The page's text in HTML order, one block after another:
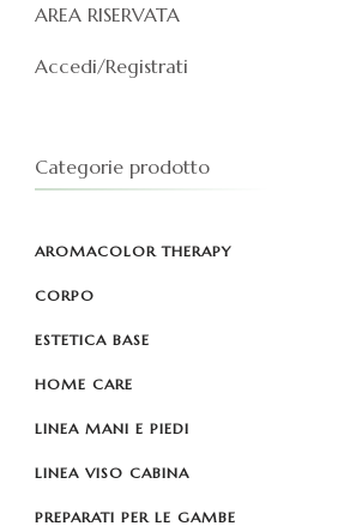
AREA RISERVATA
Accedi/Registrati
Categorie prodotto
AROMACOLOR THERAPY
CORPO
ESTETICA BASE
HOME CARE
LINEA MANI E PIEDI
LINEA VISO CABINA
PREPARATI PER LE GAMBE